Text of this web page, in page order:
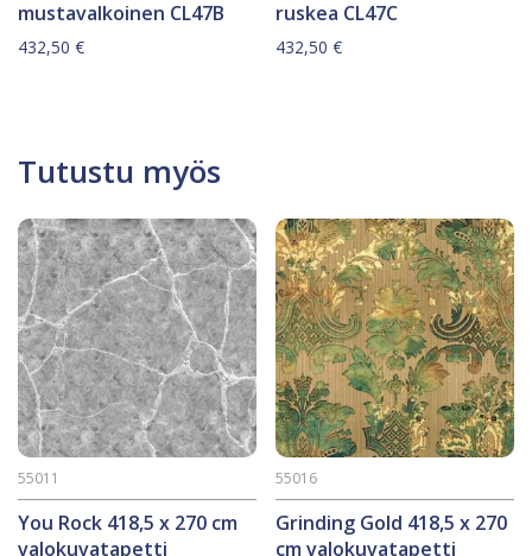
mustavalkoinen CL47B
432,50 €
ruskea CL47C
432,50€
Tutustu myös
You Rock 418,5 x 270 cm
valokuvatapetti
55011
Grinding Gold 418,5 x 270
cm valokuvatapetti
55016